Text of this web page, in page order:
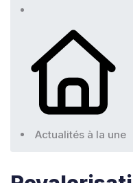
Actualités à la une